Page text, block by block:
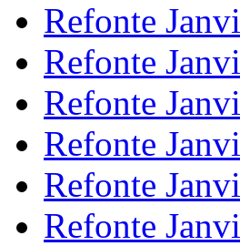
Refonte
Refonte
Refonte
Refonte
Refonte
Refonte